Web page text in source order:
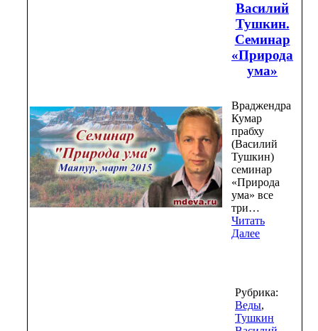
Василий
Тушкин.
Семинар
«Природа
ума»
Враджендра
Кумар
прабху
(Василий
Тушкин)
семинар
«Природа
ума» все
три…
Читать
Далее
Рубрика:
Веды,
Тушкин